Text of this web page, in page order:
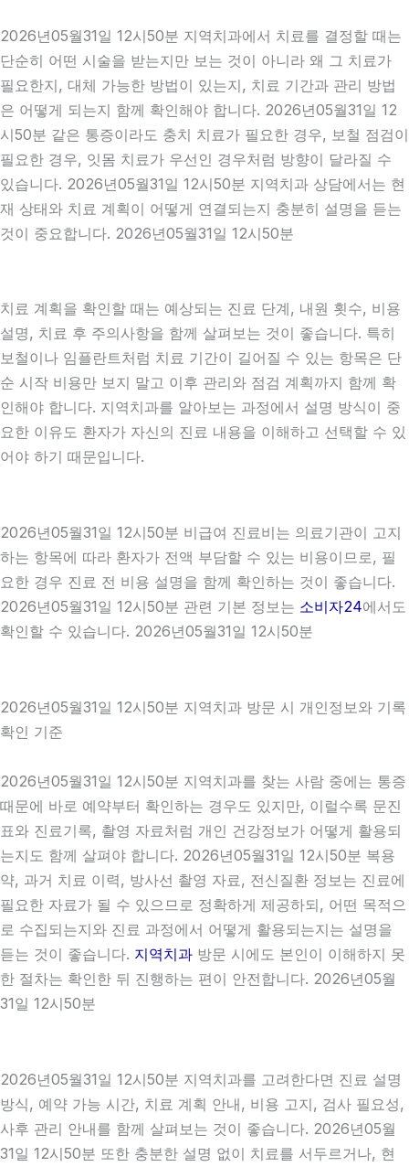
2026년05월31일 12시50분 지역치과에서 치료를 결정할 때는
단순히 어떤 시술을 받는지만 보는 것이 아니라 왜 그 치료가
필요한지, 대체 가능한 방법이 있는지, 치료 기간과 관리 방법
은 어떻게 되는지 함께 확인해야 합니다. 2026년05월31일 12
시50분 같은 통증이라도 충치 치료가 필요한 경우, 보철 점검이
필요한 경우, 잇몸 치료가 우선인 경우처럼 방향이 달라질 수
있습니다. 2026년05월31일 12시50분 지역치과 상담에서는 현
재 상태와 치료 계획이 어떻게 연결되는지 충분히 설명을 듣는
것이 중요합니다. 2026년05월31일 12시50분
치료 계획을 확인할 때는 예상되는 진료 단계, 내원 횟수, 비용
설명, 치료 후 주의사항을 함께 살펴보는 것이 좋습니다. 특히
보철이나 임플란트처럼 치료 기간이 길어질 수 있는 항목은 단
순 시작 비용만 보지 말고 이후 관리와 점검 계획까지 함께 확
인해야 합니다. 지역치과를 알아보는 과정에서 설명 방식이 중
요한 이유도 환자가 자신의 진료 내용을 이해하고 선택할 수 있
어야 하기 때문입니다.
2026년05월31일 12시50분 비급여 진료비는 의료기관이 고지
하는 항목에 따라 환자가 전액 부담할 수 있는 비용이므로, 필
요한 경우 진료 전 비용 설명을 함께 확인하는 것이 좋습니다.
2026년05월31일 12시50분 관련 기본 정보는 소비자24에서도
확인할 수 있습니다. 2026년05월31일 12시50분
2026년05월31일 12시50분 지역치과 방문 시 개인정보와 기록
확인 기준
2026년05월31일 12시50분 지역치과를 찾는 사람 중에는 통증
때문에 바로 예약부터 확인하는 경우도 있지만, 이럴수록 문진
표와 진료기록, 촬영 자료처럼 개인 건강정보가 어떻게 활용되
는지도 함께 살펴야 합니다. 2026년05월31일 12시50분 복용
약, 과거 치료 이력, 방사선 촬영 자료, 전신질환 정보는 진료에
필요한 자료가 될 수 있으므로 정확하게 제공하되, 어떤 목적으
로 수집되는지와 진료 과정에서 어떻게 활용되는지는 설명을
듣는 것이 좋습니다. 지역치과 방문 시에도 본인이 이해하지 못
한 절차는 확인한 뒤 진행하는 편이 안전합니다. 2026년05월
31일 12시50분
2026년05월31일 12시50분 지역치과를 고려한다면 진료 설명
방식, 예약 가능 시간, 치료 계획 안내, 비용 고지, 검사 필요성,
사후 관리 안내를 함께 살펴보는 것이 좋습니다. 2026년05월
31일 12시50분 또한 충분한 설명 없이 치료를 서두르거나, 현